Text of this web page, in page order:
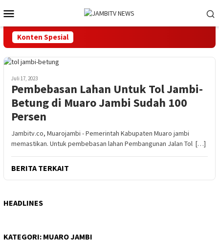
ke
kontenMobile
Konten Spesial
Juli 17, 2023
Pembebasan Lahan Untuk Tol Jambi-
Betung di Muaro Jambi Sudah 100
Persen
Jambitv.co, Muarojambi - Pemerintah Kabupaten Muaro jambi
memastikan. Untuk pembebasan lahan Pembangunan Jalan Tol […]
BERITA TERKAIT
HEADLINES
KATEGORI: MUARO JAMBI